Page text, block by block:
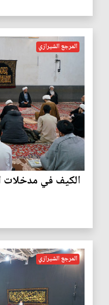
المرجع الشيرازي
الكيف في مدخلات
المرجع الشيرازي